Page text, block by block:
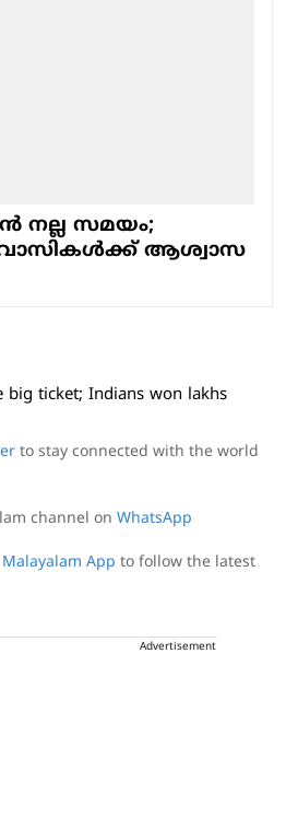
നല്ല സമയം;
ആശ്വാസ
big ticket; Indians won lakhs
to stay connected with the world
channel on WhatsApp
App to follow the latest
Advertisement